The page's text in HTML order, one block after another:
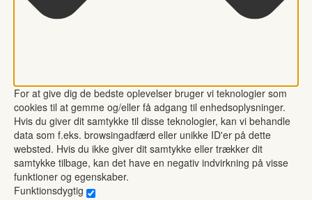
For at give dig de bedste oplevelser bruger vi teknologier som
cookies til at gemme og/eller få adgang til enhedsoplysninger.
Hvis du giver dit samtykke til disse teknologier, kan vi behandle
data som f.eks. browsingadfærd eller unikke ID'er på dette
websted. Hvis du ikke giver dit samtykke eller trækker dit
samtykke tilbage, kan det have en negativ indvirkning på visse
funktioner og egenskaber.
Funktionsdygtig